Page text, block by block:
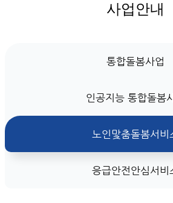
사업안내
통합돌봄사업
인공지능 통합돌봄
노인맟춤돌봄서비
응급안전안심서비